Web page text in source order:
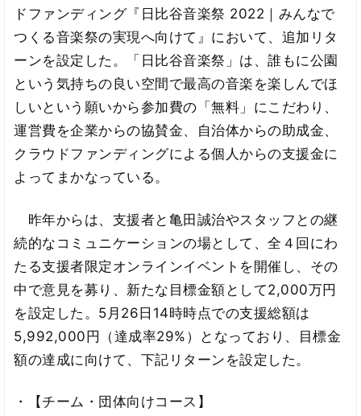
ドファンディング『日比谷音楽祭 2022｜みんなで
つくる音楽祭の実現へ向けて』において、追加リタ
ーンを設定した。「日比谷音楽祭」は、誰もに公園
という気持ちの良い空間で最高の音楽を楽しんでほ
しいという願いから参加費の「無料」にこだわり、
運営費を企業からの協賛金、自治体からの助成金、
クラウドファンディングによる個人からの支援金に
よってまかなっている。
昨年からは、支援者と亀田誠治やスタッフとの継
続的なコミュニケーションの場として、全４回にわ
たる支援者限定オンラインイベントを開催し、その
中で意見を募り、新たな目標金額として2,000万円
を設定した。5月26日14時時点での支援総額は
5,992,000円（達成率29%）となっており、目標金
額の達成に向けて、下記リターンを設定した。
・【チーム・団体向けコース】